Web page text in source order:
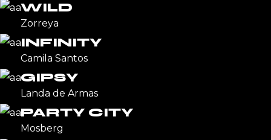
WILD
Zorreya
INFINITY
Camila Santos
GIPSY
Landa de Armas
PARTY CITY
Mosberg